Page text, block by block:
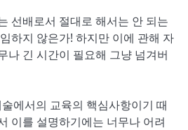
선배로서 절대로 해서는 안 되는
하지 않은가! 하지만 이에 관해 자
나 긴 시간이 필요해 그냥 넘겨버
에서의 교육의 핵심사항이기 때
이를 설명하기에는 너무나 어려